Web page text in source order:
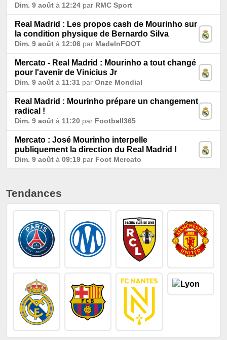
Dim. 9 août à 12:24 par RMC Sport
Real Madrid : Les propos cash de Mourinho sur
la condition physique de Bernardo Silva
Dim. 9 août à 12:06 par MadeInFOOT
Mercato - Real Madrid : Mourinho a tout changé
pour l'avenir de Vinicius Jr
Dim. 9 août à 11:31 par Onze Mondial
Real Madrid : Mourinho prépare un changement
radical !
Dim. 9 août à 11:20 par Football365
Mercato : José Mourinho interpelle
publiquement la direction du Real Madrid !
Dim. 9 août à 09:19 par Foot Mercato
Tendances